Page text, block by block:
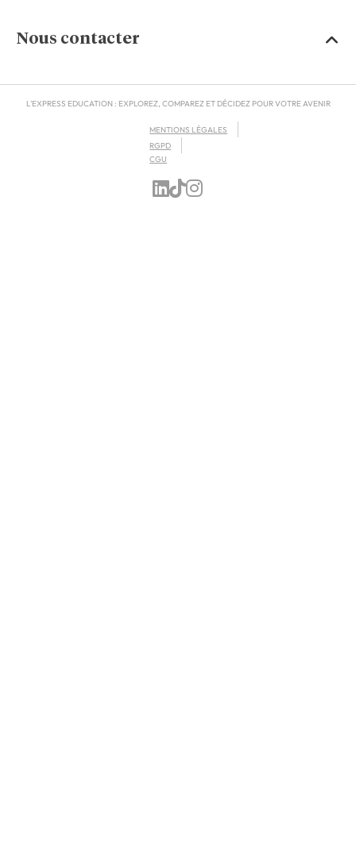
Nous contacter
L'EXPRESS EDUCATION : EXPLOREZ, COMPAREZ ET DÉCIDEZ POUR VOTRE AVENIR
MENTIONS LÉGALES
RGPD
CGU